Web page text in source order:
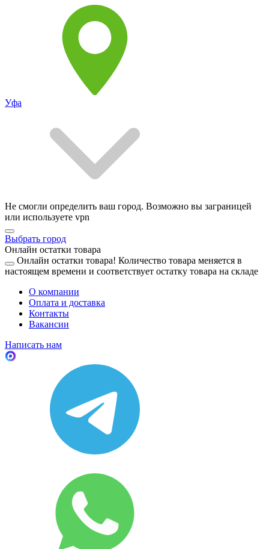
Уфа
Не смогли определить ваш город. Возможно вы заграницей
или используете vpn
Выбрать город
Онлайн остатки товара
Онлайн остатки товара! Количество товара меняется в
настоящем времени и соответствует остатку товара на складе
О компании
Оплата и доставка
Контакты
Вакансии
Написать нам